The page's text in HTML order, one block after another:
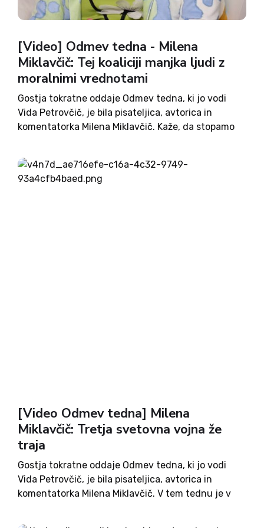
[Video] Odmev tedna - Milena
Miklavčič: Tej koaliciji manjka ljudi z
moralnimi vrednotami
Gostja tokratne oddaje Odmev tedna, ki jo vodi
Vida Petrovčič, je bila pisateljica, avtorica in
komentatorka Milena Miklavčič. Kaže, da stopamo
novih strankah, kot zadnja med njimi se je pojavila
ideja...
[Video Odmev tedna] Milena
Miklavčič: Tretja svetovna vojna že
traja
Gostja tokratne oddaje Odmev tedna, ki jo vodi
Vida Petrovčič, je bila pisateljica, avtorica in
komentatorka Milena Miklavčič. V tem tednu je v
poslanke Levice Nataše Sukič z mesta